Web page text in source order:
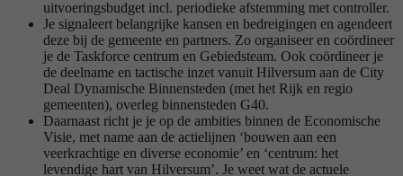
uitvoeringsbudget incl. periodieke afstemming met controller.
Je signaleert belangrijke kansen en bedreigingen en agendeert
deze bij de gemeente en partners. Zo organiseer en coördineer
je de Taskforce centrum en Gebiedsteam. Ook coördineer je
de deelname en tactische inzet vanuit Hilversum aan de City
Deal Dynamische Binnensteden (met het Rijk en regio
gemeenten), overleg binnensteden G40.
Daarnaast richt je je op de ambities binnen de Economische
Visie, met name aan de actielijnen ‘bouwen aan een
veerkrachtige en diverse economie’ en ‘centrum: het
levendige hart van Hilversum’. Je weet wat de actuele